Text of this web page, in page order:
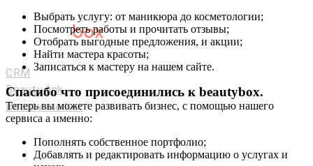
Мастерам и салонам
CRM
Beauty link
Beauty market
Приложение
Мы в соц. сетях
+7 (800) 551-80-29
Выбрать услугу: от маникюра до косметологии;
Посмотреть работы и прочитать отзывы;
Отобрать выгодные предложения, и акции;
Найти мастера красоты;
Записаться к мастеру на нашем сайте.
Спасибо что присоединились к beautybox.
Теперь вы можете развивать бизнес, с помощью нашего
сервиса а именно:
Пополнять собственное портфолио;
Добавлять и редактировать информацию о услугах и